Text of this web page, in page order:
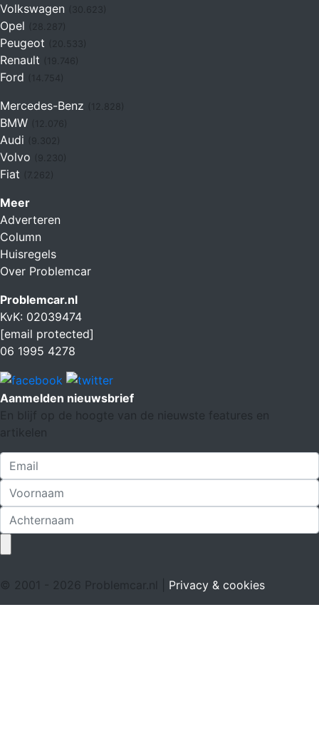
Volkswagen (30.623)
Opel
Peugeot
Renault (19.746)
Ford (14.754)
Mercedes-Benz
BMW (12.076)
Audi
Volvo
Fiat (7.262)
Meer
Adverteren
Column
Huisregels
Over Problemcar
Problemcar.nl
KvK: 02039474
[email protected]
06 1995 4278
Aanmelden nieuwsbrief
En blijf op de hoogte van de nieuwste features en
artikelen
© 2001 - 2026 Problemcar.nl | Privacy & cookies